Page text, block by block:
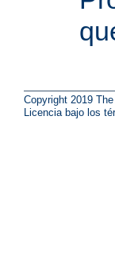
Copyright 2019
Licencia bajo los